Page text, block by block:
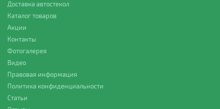
Доставка автостекол
Каталог товаров
Акции
Контакты
Фотогалерея
Видео
Правовая информация
Политика конфиденциальности
Статьи